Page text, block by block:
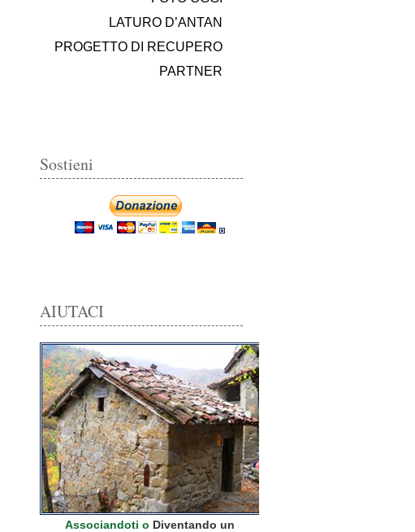
LATURO D’ANTAN
PROGETTO DI RECUPERO
PARTNER
Sostieni
AIUTACI
Associandoti o Diventando un